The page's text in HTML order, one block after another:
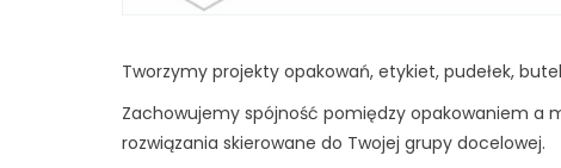
Tworzymy projekty opakowań, etykiet, pudełek,
Zachowujemy spójność pomiędzy opakowaniem a
rozwiązania skierowane do Twojej grupy docelowej.